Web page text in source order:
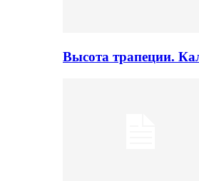
Высота трапеции.